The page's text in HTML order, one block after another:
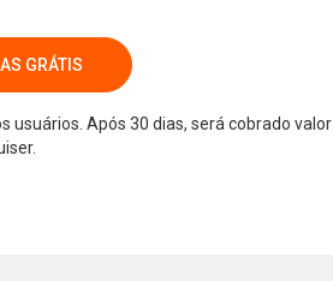
GRÁTIS
usuários. Após 30 dias, será cobrado valor